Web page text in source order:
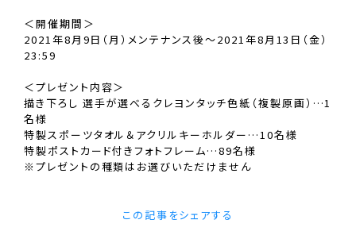
＜開催期間＞
2021年8月9日（月）メンテナンス後～2021年8月13日（金）
23:59
＜プレゼント内容＞
描き下ろし 選手が選べるクレヨンタッチ色紙（複製原画）…1
名様
特製スポーツタオル＆アクリルキーホルダー…10名様
特製ポストカード付きフォトフレーム…89名様
※プレゼントの種類はお選びいただけません
この記事をシェアする